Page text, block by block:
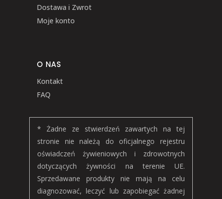
Dostawa i Zwrot
Moje konto
O NAS
Kontakt
FAQ
* Żadne ze stwierdzeń zawartych na tej
stronie nie należą do oficjalnego rejestru
oświadczeń żywieniowych i zdrowotnych
dotyczących żywności na terenie UE.
Sprzedawane produkty nie mają na celu
diagnozować, leczyć lub zapobiegać żadnej